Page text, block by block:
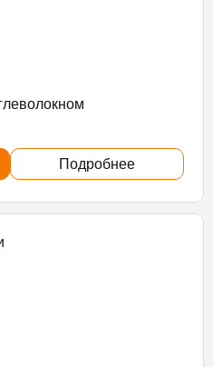
Подробнее